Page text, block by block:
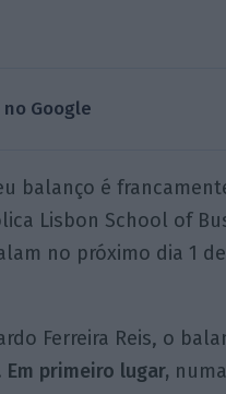
Google
balanço é
Lisbon School of
no próximo dia 1
Ferreira Reis, o
Em primeiro lugar,